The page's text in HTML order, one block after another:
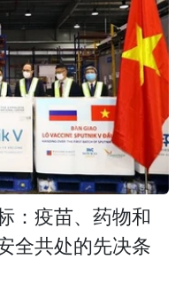
：疫苗、药物和
全共处的先决条